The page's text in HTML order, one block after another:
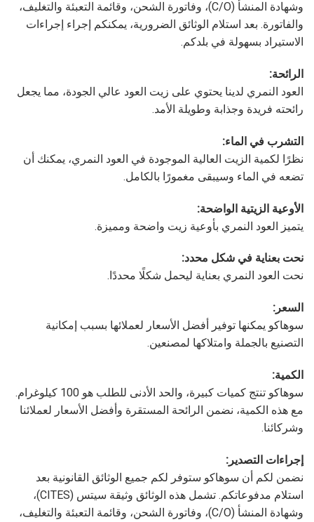
وشهادة المنشأ (C/O)، وفاتورة الشحن، وقائمة التعبئة والتغليف،
والفاتورة. بعد استلام الوثائق الضرورية، يمكنكم إجراء إجراءات
الاستيراد بسهولة في بلدكم.
الرائحة:
العود النمري لدينا يحتوي على زيت العود عالي الجودة، مما يجعل
رائحته فريدة وجذابة وطويلة الأمد.
التشرب في الماء:
نظرًا لكمية الزيت العالية الموجودة في العود النمري، يمكنك أن
تضعه في الماء وسيبقى مغمورًا بالكامل.
الأوعية الزيتية الواضحة:
يتميز العود النمري بأوعية زيت واضحة ومميزة.
نحت بعناية في شكل محدد:
نحت العود النمري بعناية ليحمل شكلًا محددًا.
السعر:
سوهاكو يمكنها توفير أفضل الأسعار لعملائها بسبب إمكانية
التصنيع بالجملة وامتلاكها لمصنعين.
الكمية:
سوهاكو تنتج كميات كبيرة، والحد الأدنى للطلب هو 100 كيلوغرام.
مع هذه الكمية، نضمن الرائحة المستقرة وأفضل الأسعار لعملائنا
وشركائنا.
إجراءات التصدير:
نضمن لكم أن سوهاكو ستوفر لكم جميع الوثائق القانونية بعد
استلام مدفوعاتكم. تشمل هذه الوثائق وثيقة سيتس (CITES)،
وشهادة المنشأ (C/O)، وفاتورة الشحن، وقائمة التعبئة والتغليف،